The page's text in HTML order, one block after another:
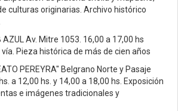
culturas originarias. Archivo histórico
AZUL Av. Mitre 1053. 16,00 a 17,00 hs
Pieza histórica de más de cien años
PEREYRA" Belgrano Norte y Pasaje
a 12,00 hs. y 14,00 a 18,00 hs. Exposición
e imágenes tradicionales y